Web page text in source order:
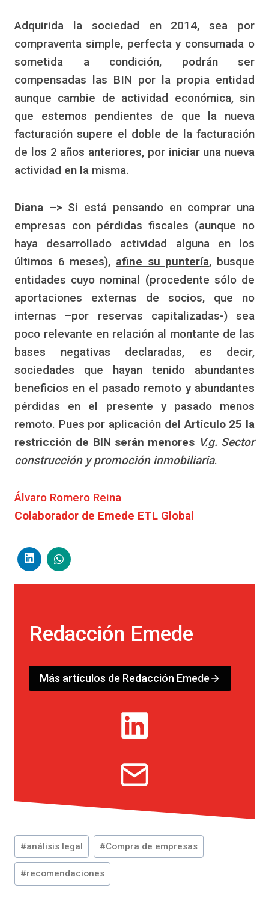
Adquirida la sociedad en 2014, sea por
compraventa simple, perfecta y consumada o
sometida a condición, podrán ser
compensadas las BIN por la propia entidad
aunque cambie de actividad económica, sin
que estemos pendientes de que la nueva
facturación supere el doble de la facturación
de los 2 años anteriores, por iniciar una nueva
actividad en la misma.
Diana –> Si está pensando en comprar una
empresas con pérdidas fiscales (aunque no
haya desarrollado actividad alguna en los
últimos 6 meses), afine su puntería, busque
entidades cuyo nominal (procedente sólo de
aportaciones externas de socios, que no
internas –por reservas capitalizadas-) sea
poco relevante en relación al montante de las
bases negativas declaradas, es decir,
sociedades que hayan tenido abundantes
beneficios en el pasado remoto y abundantes
pérdidas en el presente y pasado menos
remoto. Pues por aplicación delArtículo 25 la
restricción de BIN serán menores V.g. Sector
construcción y promoción inmobiliaria.
Álvaro Romero Reina
Colaborador de Emede ETL Global
Redacción Emede
Más artículos de Redacción Emede
Etiquetas
de
la
#análisis legal #Compra de empresas
#recomendaciones